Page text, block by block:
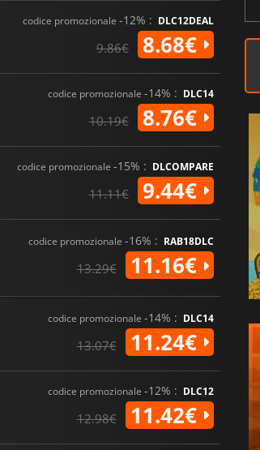
codice promozionale -12% : DLC12DEAL
9.86€ 8.68€
codice promozionale -14% : DLC14
10.19€ 8.76€
codice promozionale -15% : DLCOMPARE
11.11€ 9.44€
codice promozionale -16% : RAB18DLC
13.29€ 11.16€
codice promozionale -14% : DLC14
13.07€ 11.24€
codice promozionale -12% : DLC12
12.98€ 11.42€